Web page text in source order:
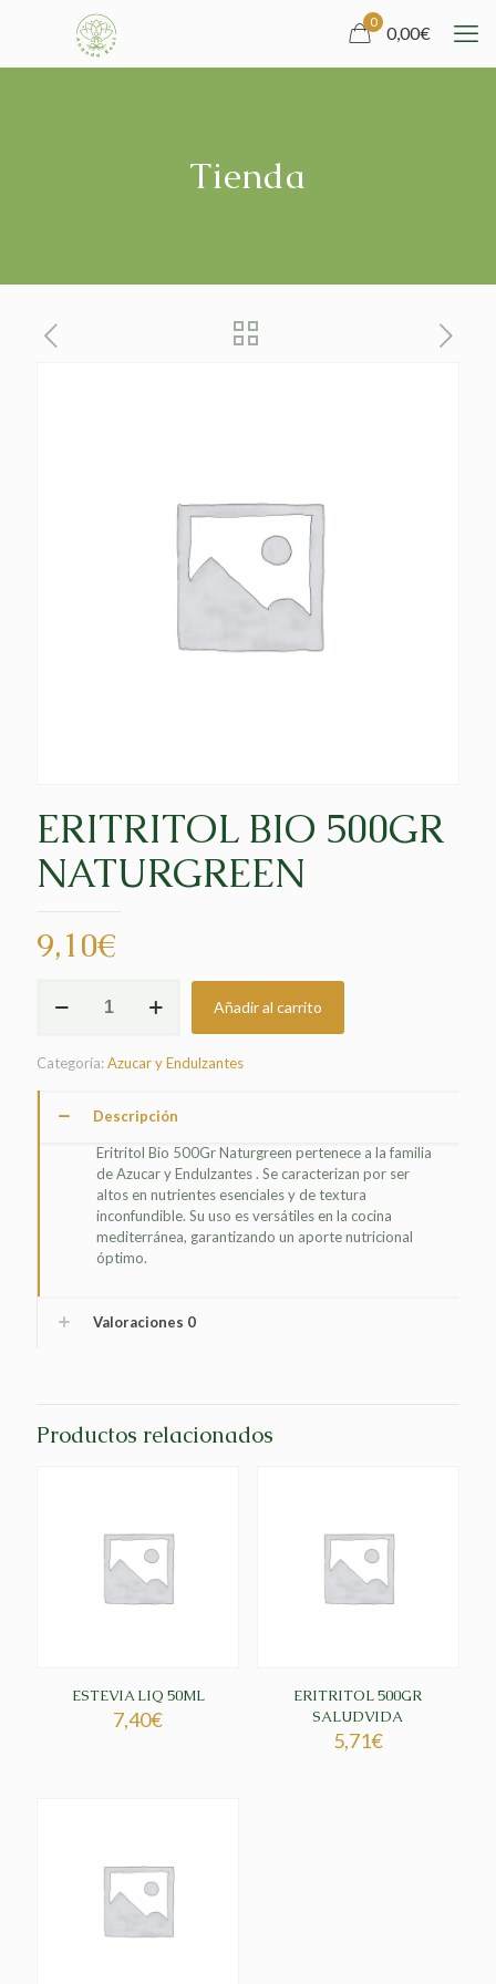
0
0,00€
Tienda
ERITRITOL BIO 500GR
NATURGREEN
9,10€
BIO
cantidad
Añadir al carrito
Categoría:Azucar y Endulzantes
Descripción
Eritritol Bio 500Gr Naturgreen pertenece a la familia
de Azucar y Endulzantes . Se caracterizan por ser
altos en nutrientes esenciales y de textura
inconfundible. Su uso es versátiles en la cocina
mediterránea, garantizando un aporte nutricional
óptimo.
Valoraciones 0
Productos relacionados
ESTEVIA LIQ 50ML
7,40€
ERITRITOL 500GR
SALUDVIDA
5,71€